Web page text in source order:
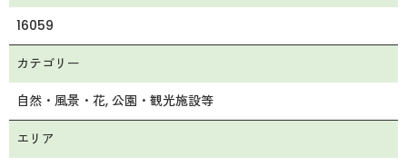
16059
カテゴリー
自然・風景・花 公園・観光施設等
エリア